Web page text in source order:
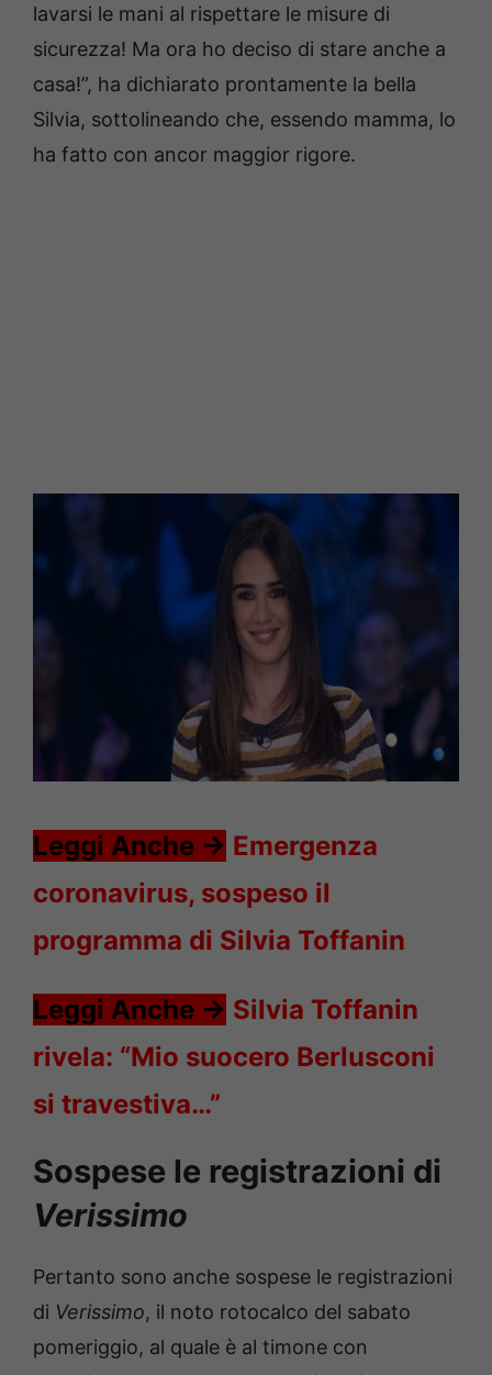
lavarsi le mani al rispettare le misure di
sicurezza! Ma ora ho deciso di stare anche a
casa!”, ha dichiarato prontamente la bella
Silvia, sottolineando che, essendo mamma, lo
ha fatto con ancor maggior rigore.
Leggi Anche -> Emergenza
coronavirus, sospeso il
programma di Silvia Toffanin
Leggi Anche -> Silvia Toffanin
rivela: “Mio suocero Berlusconi
si travestiva…”
Sospese le registrazioni di
Verissimo
Pertanto sono anche sospese le registrazioni
di Verissimo, il noto rotocalco del sabato
pomeriggio, al quale è al timone con